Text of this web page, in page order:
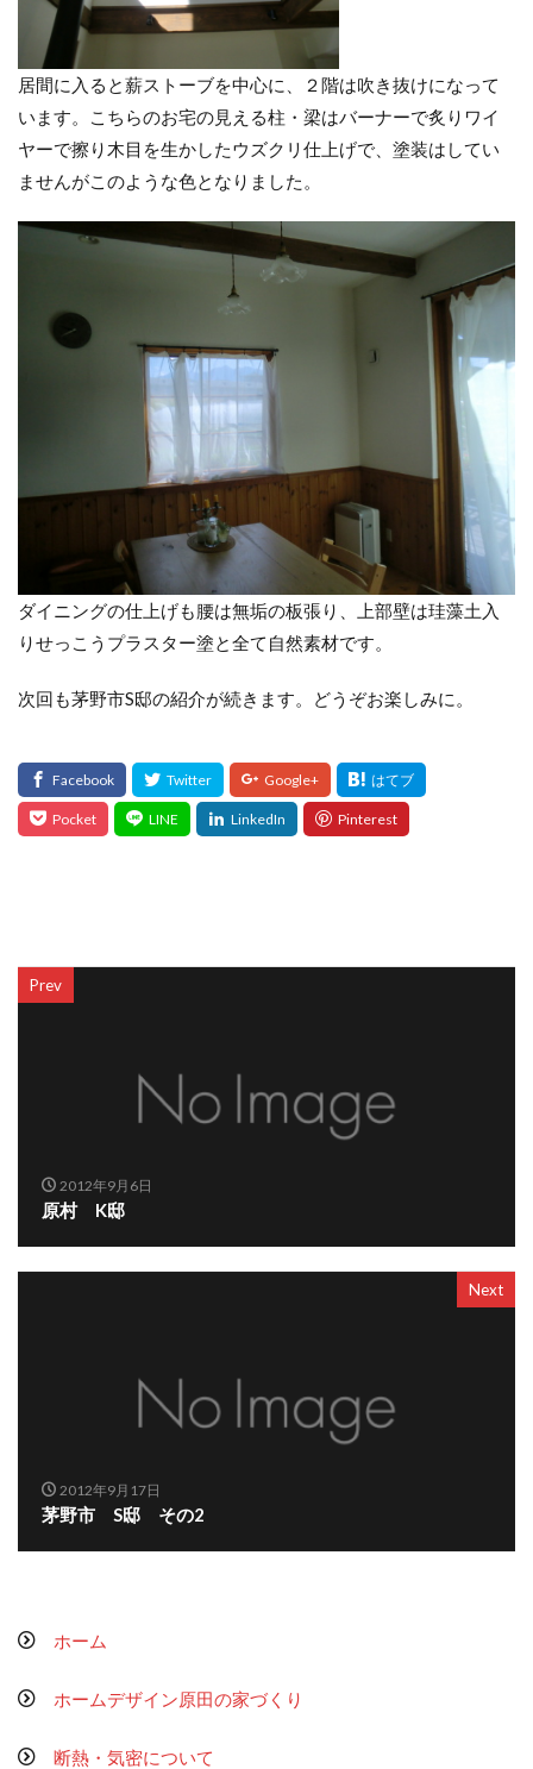
居間に入ると薪ストーブを中心に、２階は吹き抜けになって
います。こちらのお宅の見える柱・梁はバーナーで炙りワイ
ヤーで擦り木目を生かしたウズクリ仕上げで、塗装はしてい
ませんがこのような色となりました。
ダイニングの仕上げも腰は無垢の板張り、上部壁は珪藻土入
りせっこうプラスター塗と全て自然素材です。
次回も茅野市S邸の紹介が続きます。どうぞお楽しみに。
Prev
2012年9月6日
原村 K邸
Next
2012年9月17日
茅野市 S邸 その2
ホーム
ホームデザイン原田の家づくり
断熱・気密について